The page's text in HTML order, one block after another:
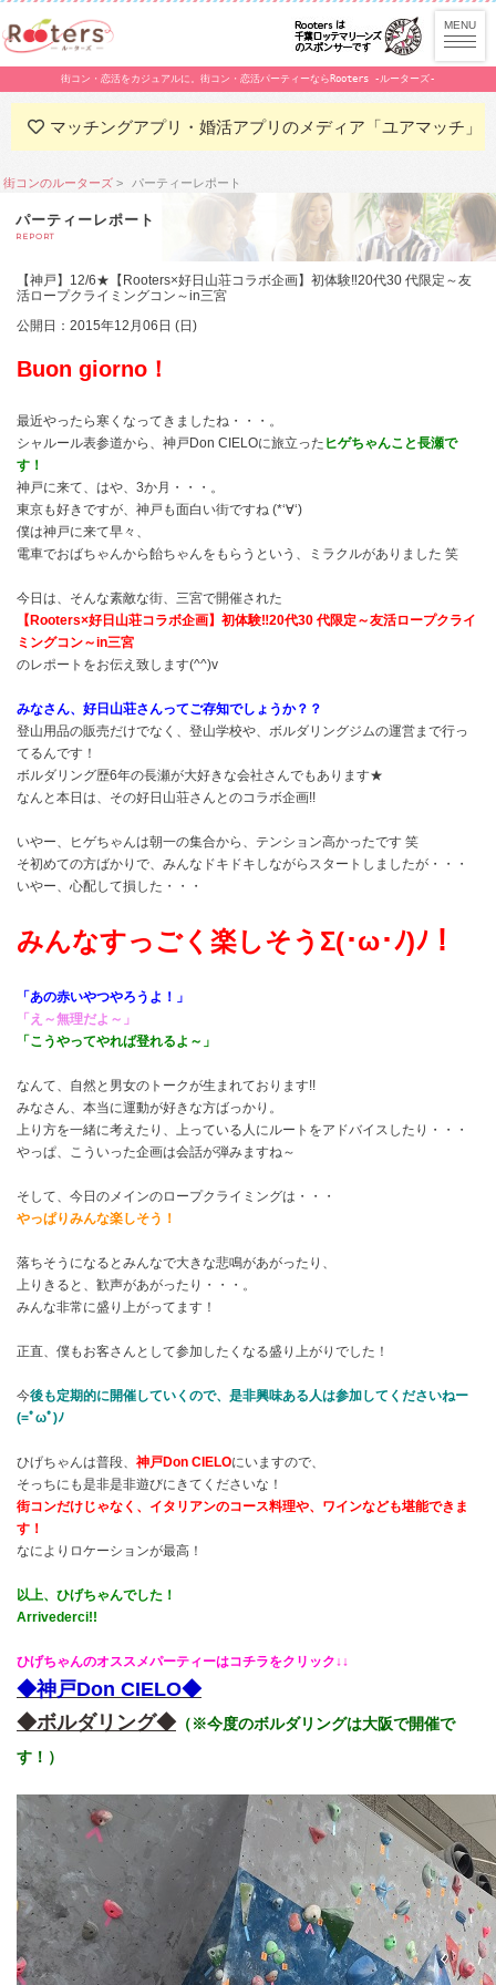
街コン・恋活をカジュアルに。街コン・恋活パーティーならRooters -ルーターズ-
マッチングアプリ・婚活アプリのメディア「ユアマッチ」
街コンのルーターズ パーティーレポート
パーティーレポート
REPORT
【神戸】12/6★【Rooters×好日山荘コラボ企画】初体験‼20代30 代限定～友
活ロープクライミングコン～in三宮
公開日：2015年12月06日 (日)
Buon giorno！
最近やったら寒くなってきましたね・・・。
シャルール表参道から、神戸Don CIELOに旅立った ヒゲちゃんこと長瀬で
す！
神戸に来て、はや、3か月・・・。
東京も好きですが、神戸も面白い街ですね (*‘∀‘)
僕は神戸に来て早々、
電車でおばちゃんから飴ちゃんをもらうという、ミラクルがありました 笑
今日は、そんな素敵な街、三宮で開催された
【Rooters×好日山荘コラボ企画】初体験‼20代30 代限定～友活ロープクライ
ミングコン～in三宮
のレポートをお伝え致します(^^)v
みなさん、好日山荘さんってご存知でしょうか？？
登山用品の販売だけでなく、登山学校や、ボルダリングジムの運営まで行っ
てるんです！
ボルダリング歴6年の長瀬が大好きな会社さんでもあります★
なんと本日は、その好日山荘さんとのコラボ企画!!
いやー、ヒゲちゃんは朝一の集合から、テンション高かったです 笑
そ初めての方ばかりで、みんなドキドキしながらスタートしましたが・・・
いやー、心配して損した・・・
みんなすっごく楽しそうΣ(･ω･ﾉ)ﾉ！
「あの赤いやつやろうよ！」
「え～無理だよ～」
「こうやってやれば登れるよ～」
なんて、自然と男女のトークが生まれております!!
みなさん、本当に運動が好きな方ばっかり。
上り方を一緒に考えたり、上っている人にルートをアドバイスしたり・・・
やっぱ、こういった企画は会話が弾みますね～
そして、今日のメインのロープクライミングは・・・
やっぱりみんな楽しそう！
落ちそうになるとみんなで大きな悲鳴があがったり、
上りきると、歓声があがったり・・・。
みんな非常に盛り上がってます！
正直、僕もお客さんとして参加したくなる盛り上がりでした！
今後も定期的に開催していくので、是非興味ある人は参加してくださいねー
(=ﾟωﾟ)ﾉ
ひげちゃんは普段、 神戸Don CIELOにいますので、
そっちにも是非是非遊びにきてくださいな！
街コンだけじゃなく、イタリアンのコース料理や、ワインなども堪能できま
す！
なによりロケーションが最高！
以上、ひげちゃんでした！
Arrivederci!!
ひげちゃんのオススメパーティーはコチラをクリック↓↓
◆神戸Don CIELO◆
◆ボルダリング◆ （※今度のボルダリングは大阪で開催で
す！）